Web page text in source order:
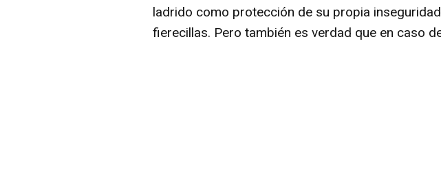
ladrido como protección de su propia
fierecillas. Pero también es verdad que en caso